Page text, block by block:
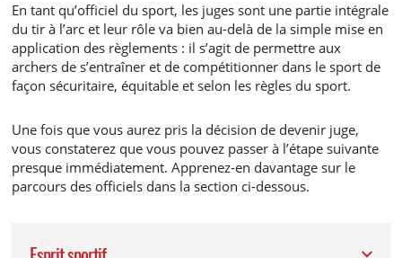
En tant qu’officiel du sport, les juges sont une partie intégrale
du tir à l’arc et leur rôle va bien au-delà de la simple mise en
application des règlements : il s’agit de permettre aux
archers de s’entraîner et de compétitionner dans le sport de
façon sécuritaire, équitable et selon les règles du sport.
Une fois que vous aurez pris la décision de devenir juge,
vous constaterez que vous pouvez passer à l’étape suivante
presque immédiatement. Apprenez-en davantage sur le
parcours des officiels dans la section ci-dessous.